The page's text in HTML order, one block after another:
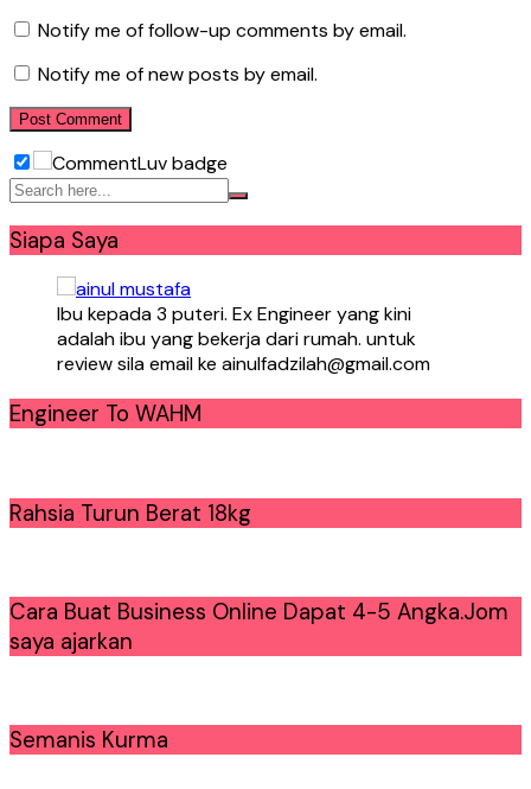
Notify me of follow-up comments by email.
Notify me of new posts by email.
Siapa Saya
Ibu kepada 3 puteri. Ex Engineer yang kini
adalah ibu yang bekerja dari rumah. untuk
review sila email ke ainulfadzilah@gmail.com
Engineer To WAHM
Rahsia Turun Berat 18kg
Cara Buat Business Online Dapat 4-5 Angka.Jom
saya ajarkan
Semanis Kurma